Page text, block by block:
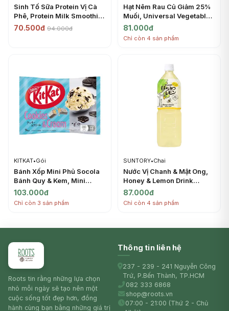
Sinh Tố Sữa Protein Vị Cà
Phê, Protein Milk Smoothie,
Double Espresso (425ml) -
70.500đ 94.000đ
Hạt Nêm Rau Củ Giảm 25%
Muối, Universal Vegetable
Seasoning, 25% Less Salt
(400g) - KUCHAREK
81.000đ
Chỉ còn 4 sản phẩm
KITKAT•Gói
Bánh Xốp Mini Phủ Socola
Bánh Quy & Kem, Mini
Wafer Bars, Cookies &
Cream, 9 Thanh (104.4g) -
103.000đ
Chỉ còn 3 sản phẩm
SUNTORY•Chai
Nước Vị Chanh & Mật Ong,
Honey & Lemon Drink
(1500ml) - SUNTORY
87.000đ
Chỉ còn 4 sản phẩm
Roots tin rằng những lựa chọn
nhỏ mỗi ngày sẽ tạo nên một
cuộc sống tốt đẹp hơn, đồng
hành cùng bạn bằng những giá trị
Thông tin liên hệ
237 - 239 - 241 Nguyễn Công
Trứ, P.Bến Thành, TP.HCM
082 333 6868
shop@roots.vn
07:00 - 21:00 (Thứ 2 - Chủ